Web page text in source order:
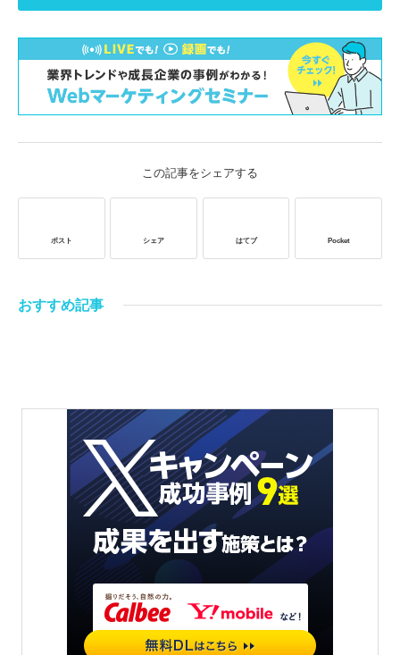
この記事をシェアする
ポスト シェア はてブ Pocket
おすすめ記事